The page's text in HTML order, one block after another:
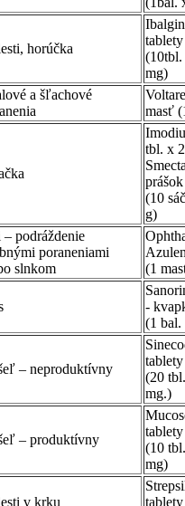
horúčka
tablety
mg)
a šľachové
masť
tbl. x
(10
g)
– podráždenie
poraneniami
slnkom
(1
-
(1 bal.
– neproduktívny
tablety
(20
mg.)
– produktívny
tablety
(10
mg)
v krku
tablety